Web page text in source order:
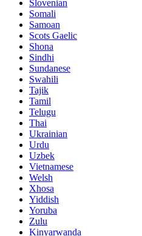
Slovenian
Somali
Samoan
Scots Gaelic
Shona
Sindhi
Sundanese
Swahili
Tajik
Tamil
Telugu
Thai
Ukrainian
Urdu
Uzbek
Vietnamese
Welsh
Xhosa
Yiddish
Yoruba
Zulu
Kinyarwanda